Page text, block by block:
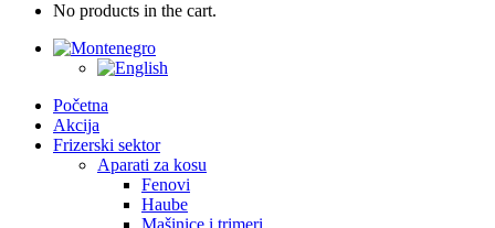
No products in the cart.
Početna
Akcija
Frizerski sektor
Aparati za kosu
Fenovi
Haube